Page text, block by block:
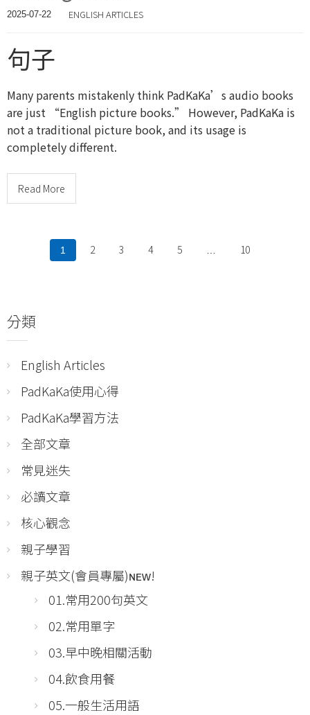
2025-07-22 ENGLISH ARTICLES
句子
Many parents mistakenly think PadKaKa’s audio books
are just “English picture books.” However, PadKaKa is
not a traditional picture book, and its usage is
completely different.
Read More
1 2 3 4 5 10
分類
English Articles
PadKaKa使用心得
PadKaKa學習方法
全部文章
常見迷失
必讀文章
核心觀念
親子學習
親子英文(會員專屬)ɴᴇᴡ!
01.常用200句英文
02.常用單字
03.早中晚相關活動
04.飲食用餐
05.一般生活用語